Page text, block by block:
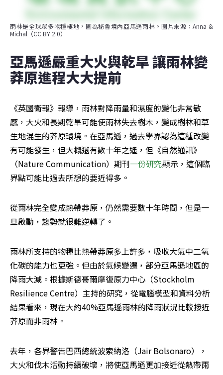
雨林是全球眾多物種棲地，圖為秘魯境內亞馬遜雨林。圖片來源：Anna &
Michal（CC BY 2.0）
亞馬遜嚴重大火與乾旱 讓雨林變
莽原進程大大提前
《英國衛報》報導，雨林對降雨量和濕度的變化非常敏
感，大火和長期乾旱可能使雨林失去樹木，變成樹林和草
生地混生的莽原環境。在亞馬遜，過去學界認為這種改變
有可能發生，但大概還有數十年之遙，但《自然通訊》
（Nature Communication）期刊一份研究顯示，這個臨
界點可能比過去所想的要近得多。
從雨林完全變成熱帶莽原，仍然需要數十年時間，但是一
旦啟動，趨勢就很難逆轉了。
雨林所支持的物種比熱帶莽原多上許多，吸收大氣中二氧
化碳的能力也更強。但由於氣候變遷，部分亞馬遜地區的
降雨大減。根據斯德哥爾摩復原力中心（Stockholm
Resilience Centre）主持的研究，從電腦模型和資料分析
結果看來，現在大約40%亞馬遜雨林的降雨狀況比較接近
莽原而非雨林。
去年，各界警告巴西總統波索納洛（Jair Bolsonaro），
大火和伐木活動持續破壞，將使亞馬遜更加接近從熱帶雨